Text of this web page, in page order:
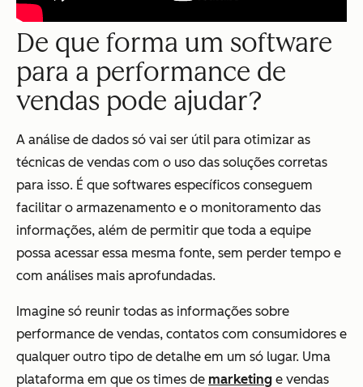
De que forma um software
para a performance de
vendas pode ajudar?
A análise de dados só vai ser útil para otimizar as
técnicas de vendas com o uso das soluções corretas
para isso. É que softwares específicos conseguem
facilitar o armazenamento e o monitoramento das
informações, além de permitir que toda a equipe
possa acessar essa mesma fonte, sem perder tempo e
com análises mais aprofundadas.
Imagine só reunir todas as informações sobre
performance de vendas, contatos com consumidores e
qualquer outro tipo de detalhe em um só lugar. Uma
plataforma em que os times de marketing e vendas